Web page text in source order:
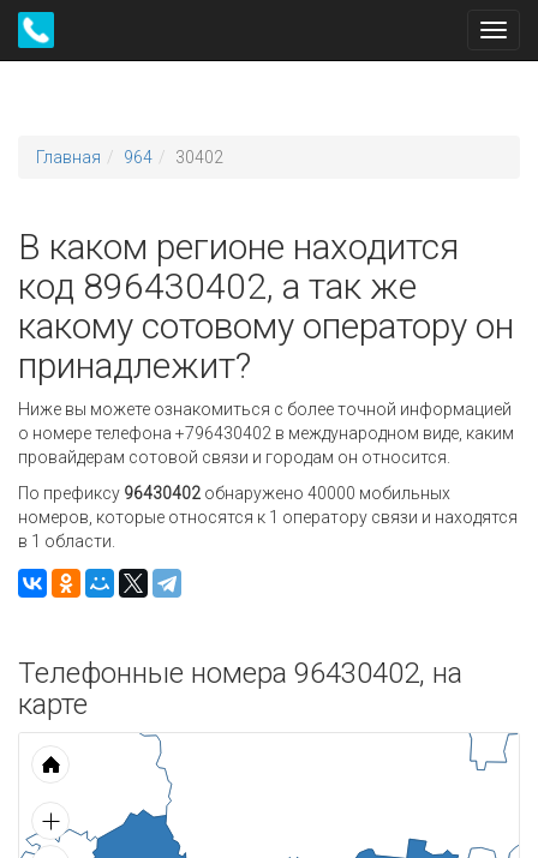
Главная 964 30402
В каком регионе находится
код 896430402, а так же
какому сотовому оператору он
принадлежит?
Ниже вы можете ознакомиться с более точной информацией
о номере телефона +796430402 в международном виде, каким
провайдерам сотовой связи и городам он относится.
По префиксу 96430402 обнаружено 40000 мобильных
номеров, которые относятся к 1 оператору связи и находятся
в 1 области.
Телефонные номера 96430402, на
карте